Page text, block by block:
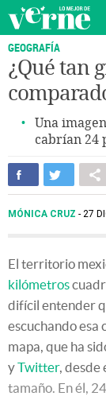
GEOGRAFÍA
¿Qué tan
Una
cabrían 24
MÓNICA CRUZ 27
El territorio
kilómetros
difícil entender
escuchando esa
mapa, que ha
yTwitter, desde
tamaño. En él,